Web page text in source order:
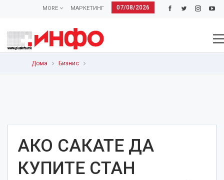
07/08/2026
МАРКЕТИНГ
MORE
Дома Бизнис
АКО САКАТЕ ДА
КУПИТЕ СТАН